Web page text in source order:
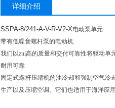
详细介绍
SSPA-8/241-A-V-R-V2-X电动泵单元
带有低噪音螺杆泵的电动机
我们以zui高的质量和交付可靠性将驱动单
耐用可靠
固定式螺杆压缩机的油冷却和强制空气
生产以及压缩空调。它们也适用于海洋应用